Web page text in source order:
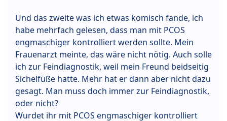
Und das zweite was ich etwas komisch fande, ich
habe mehrfach gelesen, dass man mit PCOS
engmaschiger kontrolliert werden sollte. Mein
Frauenarzt meinte, das wäre nicht nötig. Auch solle
ich zur Feindiagnostik, weil mein Freund beidseitig
Sichelfüße hatte. Mehr hat er dann aber nicht dazu
gesagt. Man muss doch immer zur Feindiagnostik,
oder nicht?
Wurdet ihr mit PCOS engmaschiger kontrolliert